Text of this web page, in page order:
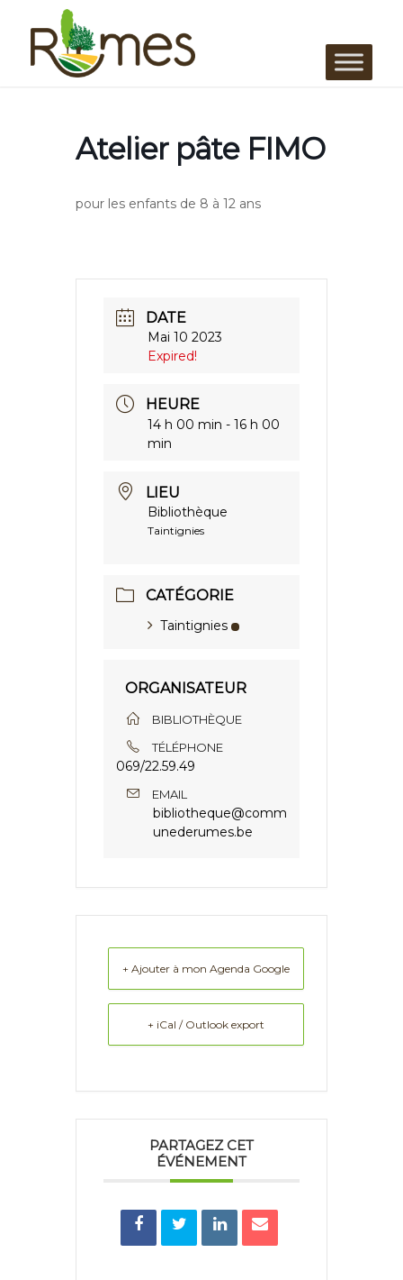
Atelier pâte FIMO
pour les enfants de 8 à 12 ans
DATE
Mai 10 2023
Expired!
HEURE
14 h 00 min - 16 h 00
min
LIEU
Bibliothèque
Taintignies
CATÉGORIE
Taintignies
ORGANISATEUR
BIBLIOTHÈQUE
TÉLÉPHONE
069/22.59.49
EMAIL
bibliotheque@comm
unederumes.be
+ Ajouter à mon Agenda Google
+ iCal / Outlook export
PARTAGEZ CET
ÉVÉNEMENT